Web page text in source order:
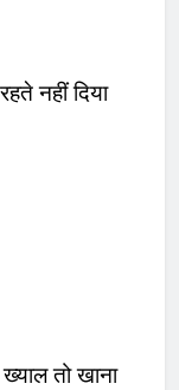
नहीं दिया
तो खाना